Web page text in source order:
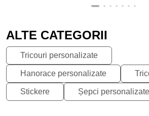
ALTE CATEGORII
Tricouri personalizate
Hanorace personalizate
Stickere Șepci personalizate